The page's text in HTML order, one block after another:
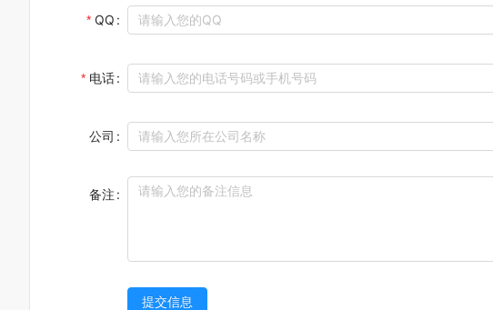
QQ
电话
公司
备注
提交信息